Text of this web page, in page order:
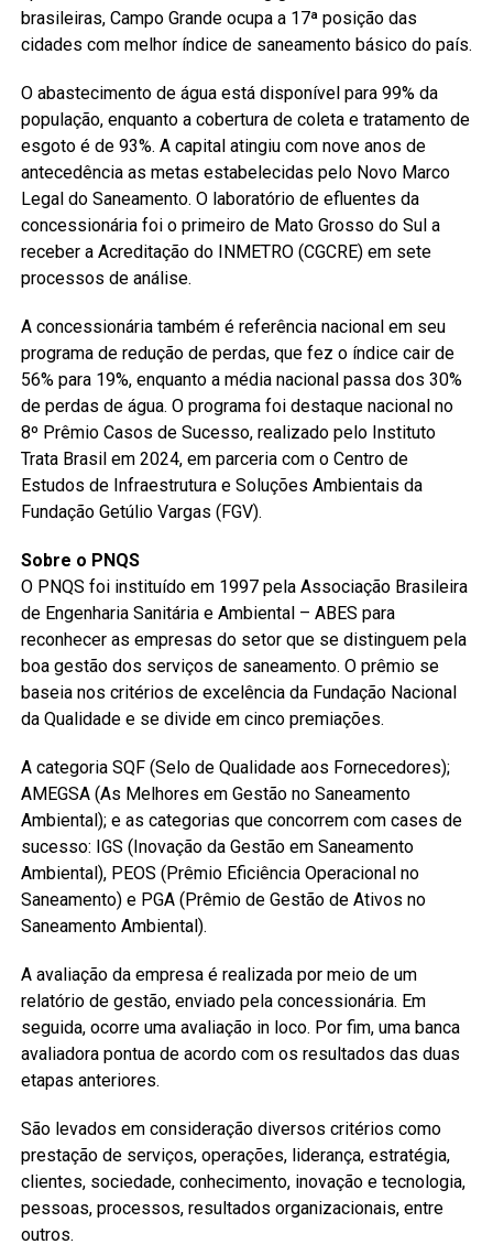
brasileiras, Campo Grande ocupa a 17ª posição das
cidades com melhor índice de saneamento básico do país.
O abastecimento de água está disponível para 99% da
população, enquanto a cobertura de coleta e tratamento de
esgoto é de 93%. A capital atingiu com nove anos de
antecedência as metas estabelecidas pelo Novo Marco
Legal do Saneamento. O laboratório de efluentes da
concessionária foi o primeiro de Mato Grosso do Sul a
receber a Acreditação do INMETRO (CGCRE) em sete
processos de análise.
A concessionária também é referência nacional em seu
programa de redução de perdas, que fez o índice cair de
56% para 19%, enquanto a média nacional passa dos 30%
de perdas de água. O programa foi destaque nacional no
8º Prêmio Casos de Sucesso, realizado pelo Instituto
Trata Brasil em 2024, em parceria com o Centro de
Estudos de Infraestrutura e Soluções Ambientais da
Fundação Getúlio Vargas (FGV).
Sobre o PNQS
O PNQS foi instituído em 1997 pela Associação Brasileira
de Engenharia Sanitária e Ambiental – ABES para
reconhecer as empresas do setor que se distinguem pela
boa gestão dos serviços de saneamento. O prêmio se
baseia nos critérios de excelência da Fundação Nacional
da Qualidade e se divide em cinco premiações.
A categoria SQF (Selo de Qualidade aos Fornecedores);
AMEGSA (As Melhores em Gestão no Saneamento
Ambiental); e as categorias que concorrem com cases de
sucesso: IGS (Inovação da Gestão em Saneamento
Ambiental), PEOS (Prêmio Eficiência Operacional no
Saneamento) e PGA (Prêmio de Gestão de Ativos no
Saneamento Ambiental).
A avaliação da empresa é realizada por meio de um
relatório de gestão, enviado pela concessionária. Em
seguida, ocorre uma avaliação in loco. Por fim, uma banca
avaliadora pontua de acordo com os resultados das duas
etapas anteriores.
São levados em consideração diversos critérios como
prestação de serviços, operações, liderança, estratégia,
clientes, sociedade, conhecimento, inovação e tecnologia,
pessoas, processos, resultados organizacionais, entre
outros.